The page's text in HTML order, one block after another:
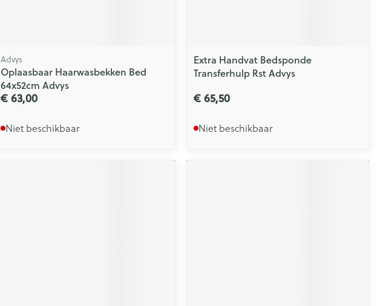
Advys
Oplaasbaar Haarwasbekken Bed
64x52cm Advys
€ 63,00
Niet beschikbaar
Extra Handvat Bedsponde
Transferhulp Rst Advys
€ 65,50
Niet beschikbaar